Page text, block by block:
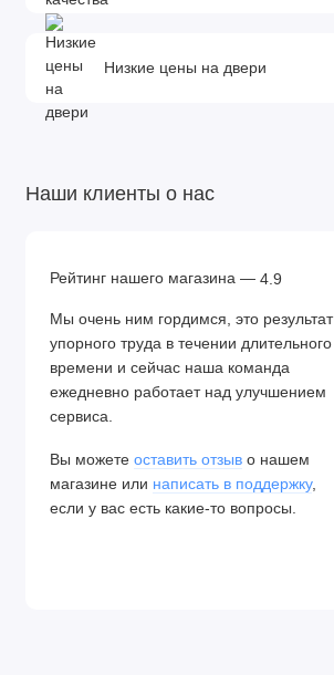
Низкие цены на двери
Наши клиенты о нас
Рейтинг нашего магазина — 4.9
Мы очень ним гордимся, это результат
упорного труда в течении длительного
времени и сейчас наша команда
ежедневно работает над улучшением
сервиса.
Вы можете оставить отзыв о нашем
магазине или написать в поддержку,
если у вас есть какие-то вопросы.